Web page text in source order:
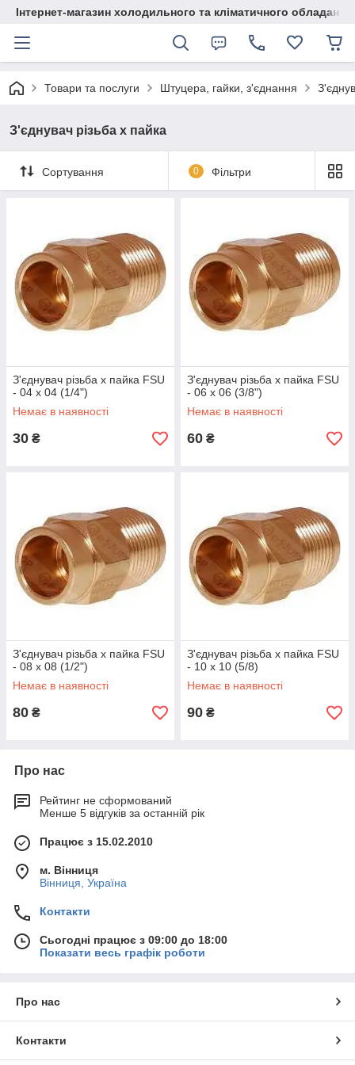
Інтернет-магазин холодильного та кліматичного обладання
Товари та послуги Штуцера, гайки, з'єднання
З'єднувач різьба х пайка
Сортування 0 Фільтри
З'єднувач різьба х пайка FSU
- 04 x 04 (1/4")
Немає в наявності
30 ₴
З'єднувач різьба х пайка FSU
- 06 x 06 (3/8")
Немає в наявності
60 ₴
З'єднувач різьба х пайка FSU
- 08 x 08 (1/2")
Немає в наявності
80 ₴
З'єднувач різьба х пайка FSU
- 10 x 10 (5/8)
Немає в наявності
90 ₴
Про нас
Рейтинг не сформований
Менше 5 відгуків за останній рік
Працює з 15.02.2010
м. Вінниця
Вінниця, Україна
Контакти
Сьогодні працює з 09:00 до 18:00
Показати весь графік роботи
Про нас
Контакти